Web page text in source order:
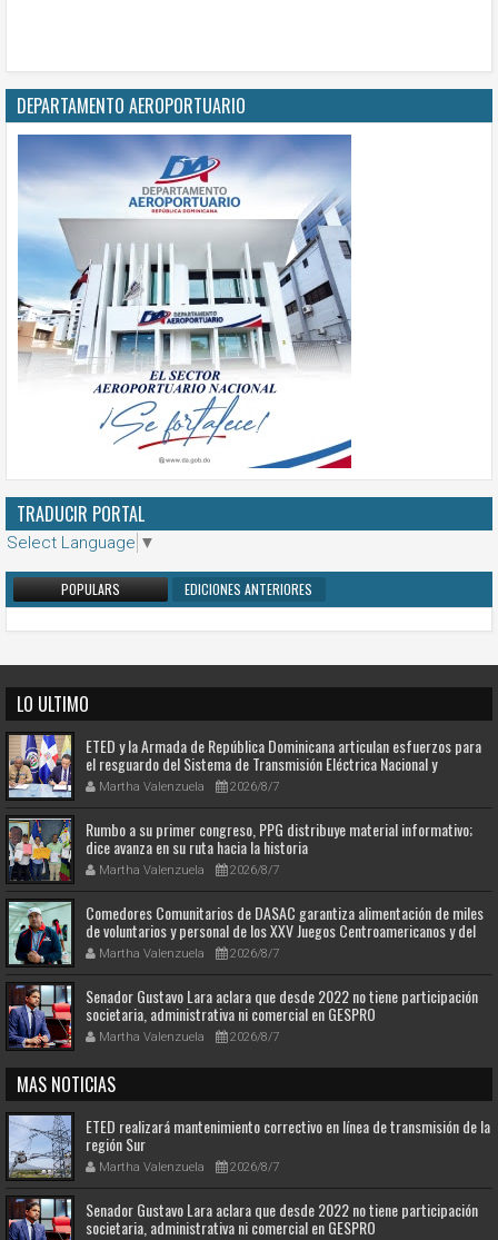
DEPARTAMENTO AEROPORTUARIO
TRADUCIR PORTAL
Select Language ▼
POPULARS EDICIONES ANTERIORES
LO ULTIMO
ETED y la Armada de República Dominicana articulan esfuerzos para
el resguardo del Sistema de Transmisión Eléctrica Nacional y
fortalecimiento de capacidades.
Martha Valenzuela 2026/8/7
Rumbo a su primer congreso, PPG distribuye material informativo;
dice avanza en su ruta hacia la historia
Martha Valenzuela 2026/8/7
Comedores Comunitarios de DASAC garantiza alimentación de miles
de voluntarios y personal de los XXV Juegos Centroamericanos y del
Caribe Santo Domingo 2026
Martha Valenzuela 2026/8/7
Senador Gustavo Lara aclara que desde 2022 no tiene participación
societaria, administrativa ni comercial en GESPRO
Martha Valenzuela 2026/8/7
MAS NOTICIAS
ETED realizará mantenimiento correctivo en línea de transmisión de la
región Sur
Martha Valenzuela 2026/8/7
Senador Gustavo Lara aclara que desde 2022 no tiene participación
societaria, administrativa ni comercial en GESPRO